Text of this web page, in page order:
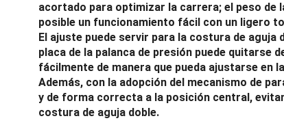
acortado para optimizar la carrera; el peso de
posible un funcionamiento fácil con un ligero
El ajuste puede servir para la costura de aguja
placa de la palanca de presión puede quitarse
fácilmente de manera que pueda ajustarse en
Además, con la adopción del mecanismo de
y de forma correcta a la posición central,
costura de aguja doble.